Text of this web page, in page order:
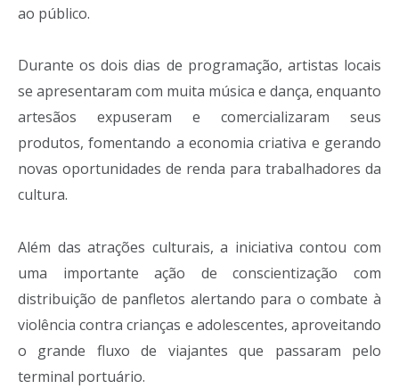
ao público.
Durante os dois dias de programação, artistas locais
se apresentaram com muita música e dança, enquanto
artesãos expuseram e comercializaram seus
produtos, fomentando a economia criativa e gerando
novas oportunidades de renda para trabalhadores da
cultura.
Além das atrações culturais, a iniciativa contou com
uma importante ação de conscientização com
distribuição de panfletos alertando para o combate à
violência contra crianças e adolescentes, aproveitando
o grande fluxo de viajantes que passaram pelo
terminal portuário.